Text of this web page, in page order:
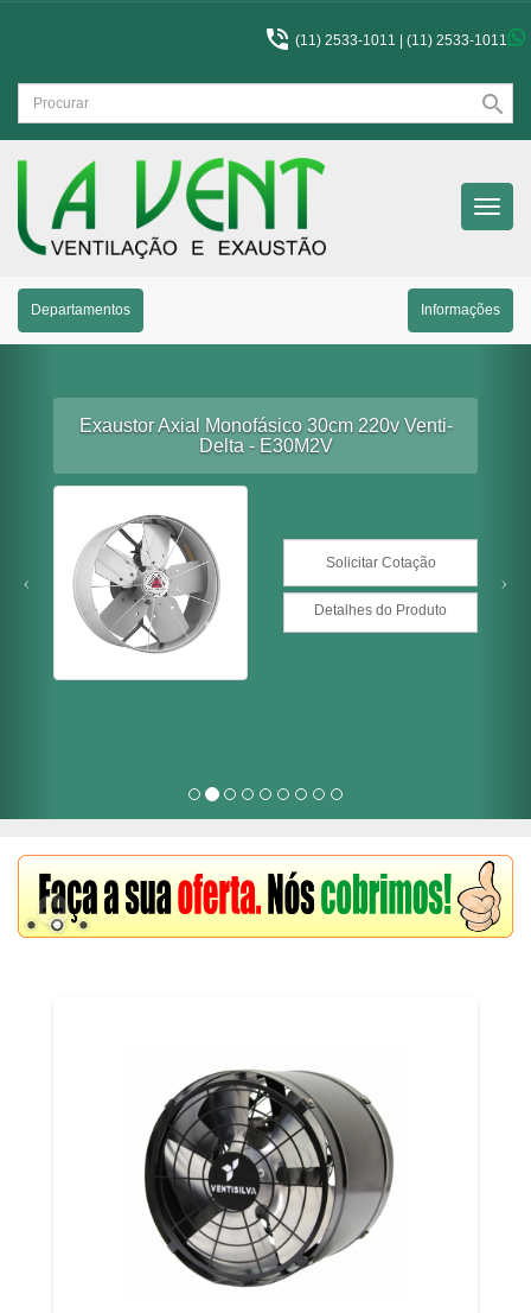
 (11) 2533-1011 | (11) 2533-1011
search
Menu
Departamentos Informações
Exaustor Axial Monofásico 30cm 220v Venti-
Delta - E30M2V
Detalhes do Produto